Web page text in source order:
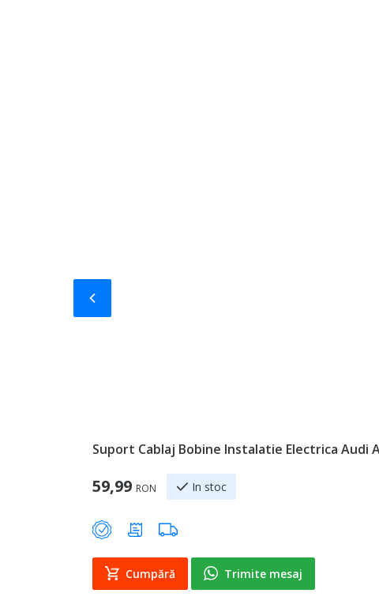
Suport Cablaj Bobine Instalatie Electrica Audi
59,99 RON In stoc
Cumpără Trimite mesaj
Slide-ul anterior